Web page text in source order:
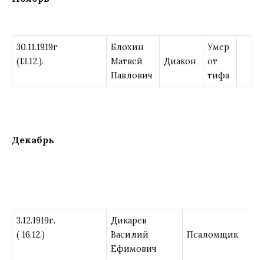
30.11.1919г
(13.12.).
Блохин
Матвей
Павлович
Диакон
Умер
от
тифа
Декабрь
3.12.1919г.
( 16.12.)
Дикарев
Василий
Ефимович
Псаломщик